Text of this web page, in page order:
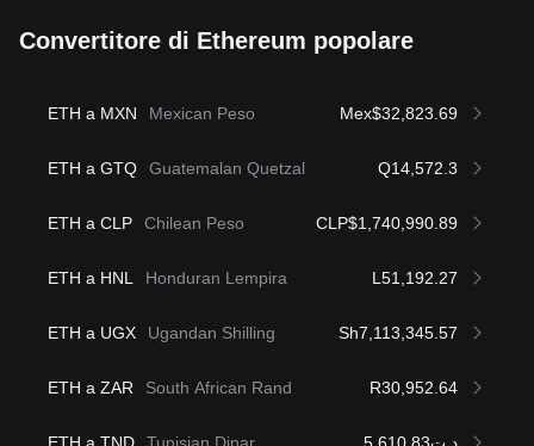
Convertitore di Ethereum popolare
ETH a MXN Mexican Peso Mex$32,823.69
ETH a GTQ Guatemalan Quetzal Q14,572.3
ETH a CLP Chilean Peso CLP$1,740,990.89
ETH a HNL Honduran Lempira L51,192.27
ETH a UGX Ugandan Shilling Sh7,113,345.57
ETH a ZAR South African Rand R30,952.64